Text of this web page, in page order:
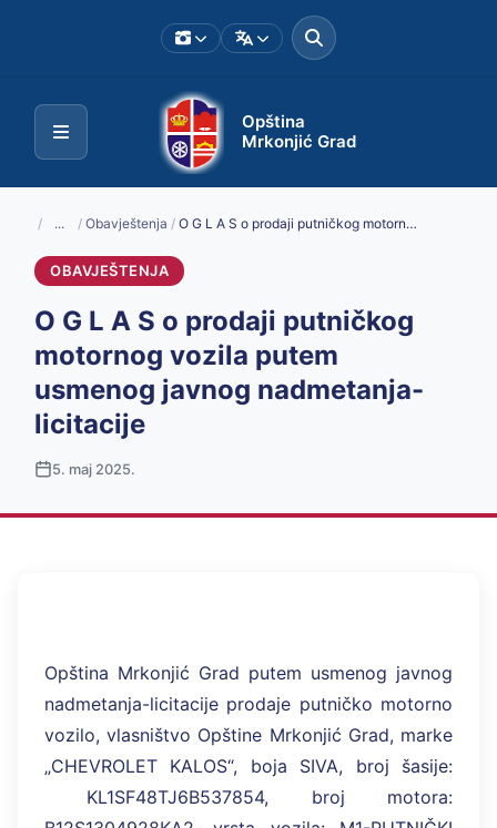
Opština
Mrkonjić Grad
/ ... / Obavještenja / O G L A S o prodaji putničkog motornog vozila putem usmenog javnog nadmetanja- licitacije
OBAVJEŠTENJA
O G L A S o prodaji putničkog
motornog vozila putem
usmenog javnog nadmetanja-
licitacije
5. maj 2025.
Opština Mrkonjić Grad putem usmenog javnog
nadmetanja-licitacije prodaje putničko motorno
vozilo, vlasništvo Opštine Mrkonjić Grad, marke
„CHEVROLET KALOS“, boja SIVA, broj šasije:
KL1SF48TJ6B537854, broj motora: